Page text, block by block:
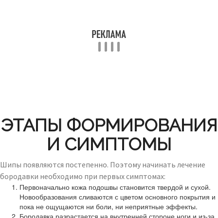
ЭТАПЫ ФОРМИРОВАНИЯ
И СИМПТОМЫ
Шипы появляются постепенно. Поэтому начинать лечение
бородавки необходимо при первых симптомах:
Первоначально кожа подошвы становится твердой и сухой.
Новообразования сливаются с цветом основного покрытия и
пока не ощущаются ни боли, ни неприятные эффекты.
Бородавка разрастается на внутренней стороне ноги и из-за